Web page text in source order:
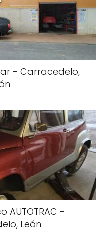
- Carracedelo,
AUTOTRAC -
León